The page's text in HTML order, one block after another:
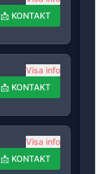
📩 KONTAKT
Visa info
📩 KONTAKT
Visa info
📩 KONTAKT